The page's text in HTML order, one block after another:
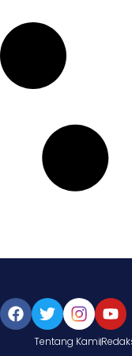
Tentang Kami